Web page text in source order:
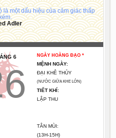
một dấu hiệu của cảm giác thấp
Adler
6 NGÀY HOÀNG ĐẠO *
MỆNH NGÀY:
ĐẠI KHÊ THỦY
(NƯỚC GIỮA KHE LỚN)
TIẾT KHÍ:
LẬP THU
TÂN MÙI:
(13H-15H)